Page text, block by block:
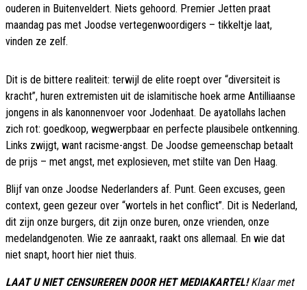
ouderen in Buitenveldert. Niets gehoord. Premier Jetten praat
maandag pas met Joodse vertegenwoordigers – tikkeltje laat,
vinden ze zelf.
Dit is de bittere realiteit: terwijl de elite roept over “diversiteit is
kracht”, huren extremisten uit de islamitische hoek arme Antilliaanse
jongens in als kanonnenvoer voor Jodenhaat. De ayatollahs lachen
zich rot: goedkoop, wegwerpbaar en perfecte plausibele ontkenning.
Links zwijgt, want racisme-angst. De Joodse gemeenschap betaalt
de prijs – met angst, met explosieven, met stilte van Den Haag.
Blijf van onze Joodse Nederlanders af. Punt. Geen excuses, geen
context, geen gezeur over “wortels in het conflict”. Dit is Nederland,
dit zijn onze burgers, dit zijn onze buren, onze vrienden, onze
medelandgenoten. Wie ze aanraakt, raakt ons allemaal. En wie dat
niet snapt, hoort hier niet thuis.
LAAT U NIET CENSUREREN DOOR HET MEDIAKARTEL!Klaar met